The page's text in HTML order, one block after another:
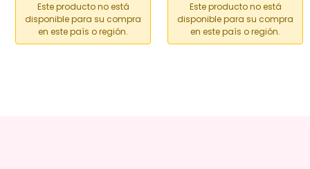
Este producto no está
disponible para su compra
en este país o región.
Este producto no está
disponible para su compra
en este país o región.